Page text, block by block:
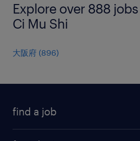
Explore over 888 jobs
Ci Mu Shi
大阪府 (896)
find a job